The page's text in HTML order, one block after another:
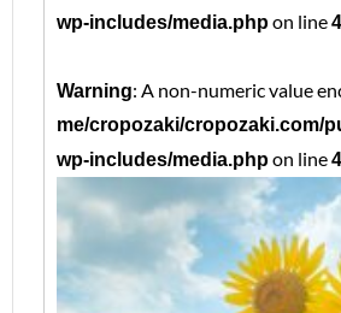
wp-includes/media.phpon line
Warning: A non-numeric value
me/cropozaki/cropozaki.com/
wp-includes/media.phpon line